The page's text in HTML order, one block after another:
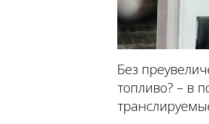
Без
топливо? – в